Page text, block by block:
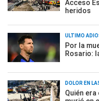
Acceso
heridos
ÚLTIMO
Por la
Rosario:
DOLOR EN
Quién